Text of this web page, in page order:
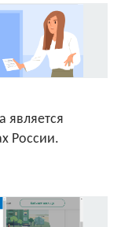
является
России.